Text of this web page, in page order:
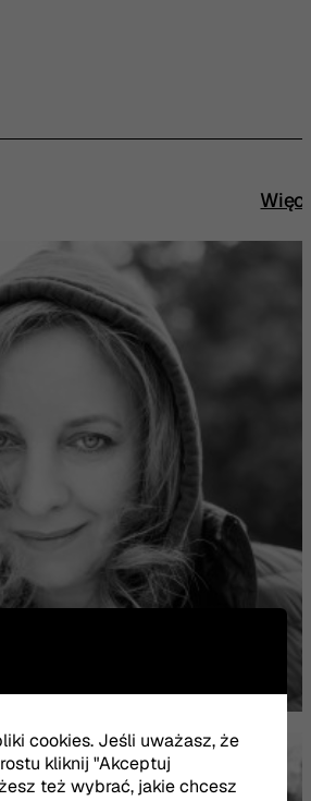
cookies. Jeśli uważasz, że
kliknij "Akceptuj
też wybrać, jakie chcesz